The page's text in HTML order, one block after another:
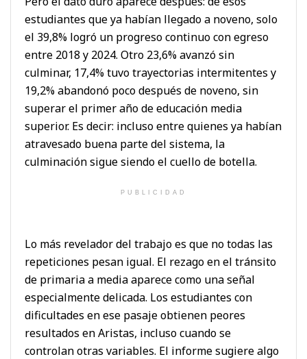
estudiantes que ya habían llegado a noveno, solo
el 39,8% logró un progreso continuo con egreso
entre 2018 y 2024. Otro 23,6% avanzó sin
culminar, 17,4% tuvo trayectorias intermitentes y
19,2% abandonó poco después de noveno, sin
superar el primer año de educación media
superior. Es decir: incluso entre quienes ya habían
atravesado buena parte del sistema, la
culminación sigue siendo el cuello de botella.
PUBLICIDAD
Lo más revelador del trabajo es que no todas las
repeticiones pesan igual. El rezago en el tránsito
de primaria a media aparece como una señal
especialmente delicada. Los estudiantes con
dificultades en ese pasaje obtienen peores
resultados en Aristas, incluso cuando se
controlan otras variables. El informe sugiere algo